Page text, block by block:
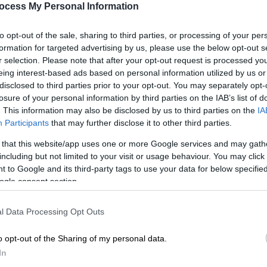
My Personal Information
opt-out of the sale, sharing to third parties, or processing of your
for targeted advertising by us, please use the below opt-out
selection. Please note that after your opt-out request is processed
interest-based ads based on personal information utilized by us
to third parties prior to your opt-out. You may separately
of your personal information by third parties on the IAB’s list of
This information may also be disclosed by us to third parties on the
Participants that may further disclose it to other third parties.
that this website/app uses one or more Google services and may
but not limited to your visit or usage behaviour. You may
to Google and its third-party tags to use your data for below
consent section.
Data Processing Opt Outs
opt-out of the Sharing of my personal data.
Πολιτικά Φαινόμενα: Αυταρχισμός/Eteron Facebook
το ΕΘΝΟΣ στη Google
και την Κοινωνική Αλλαγή, σε συνεργασία
του Εθνικού Κέντρου Κοινωνικών Ερευνών
για ταΣύγχρονα Πολιτικά
καταπιάνεται είναι ο«Αυταρχισμός»,
τηνΤετάρτη 15 Μαρτίουστις18:00,
ερευνητή ΕΚΚΕ
Πανεπιστήμιο Αιγαίου